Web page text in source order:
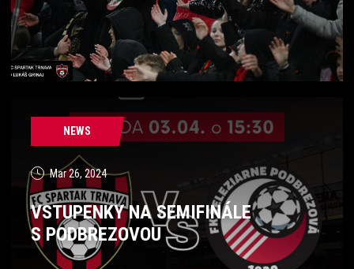
NEWS
Mar 26, 2024
VSTUPENKY NA SEMIFINÁLE
S PODBREZOVOU